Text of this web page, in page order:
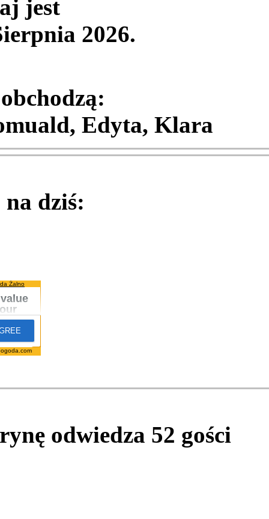
jest
2026.
Edyta, Klara
na dziś:
Żalno
odwiedza 52 gości